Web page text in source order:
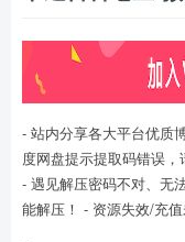
- 站内分享各大平台优质
度网盘提示提取码错误，
- 遇见解压密码不对、无
能解压！ - 资源失效/充